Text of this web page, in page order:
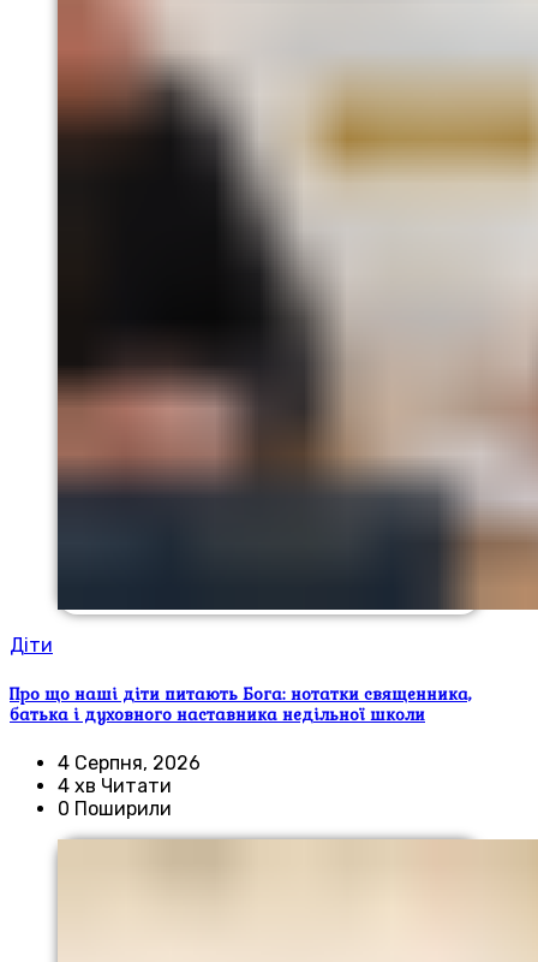
Діти
Про що наші діти питають Бога: нотатки священника,
батька і духовного наставника недільної школи
4 Серпня, 2026
4 хв Читати
0 Поширили